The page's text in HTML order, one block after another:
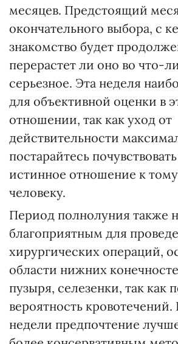
месяцев. Предстоящий
окончательного выбора, с
знакомство будет
перерастет ли оно во что-
серьезное. Эта неделя
для объективной оценки в
отношении, так как уход от
действительности
постарайтесь
истинное отношение к
человеку.
Период полнолуния также
благоприятным для
хирургических операций,
области нижних
пузыря, селезенки, так как
вероятность кровотечений.
недели предпочтение